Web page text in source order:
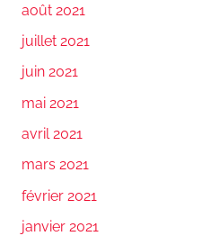
août 2021
juillet 2021
juin 2021
mai 2021
avril 2021
mars 2021
février 2021
janvier 2021